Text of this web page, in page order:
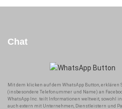
Chat
Mit dem klicken auf dem WhatsApp Button, erklären
(insbesondere Telefonummer und Name) an
WhatsApp Inc. teilt Informationen weltweit, sowohl
auch extern mit Unternehmen, Dienstleistern und